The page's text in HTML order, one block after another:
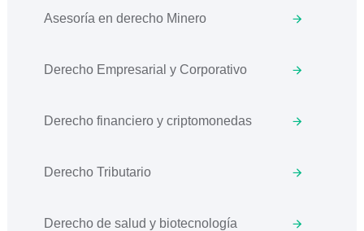
Asesoría en derecho Minero
Derecho Empresarial y Corporativo
Derecho financiero y criptomonedas
Derecho Tributario
Derecho de salud y biotecnología